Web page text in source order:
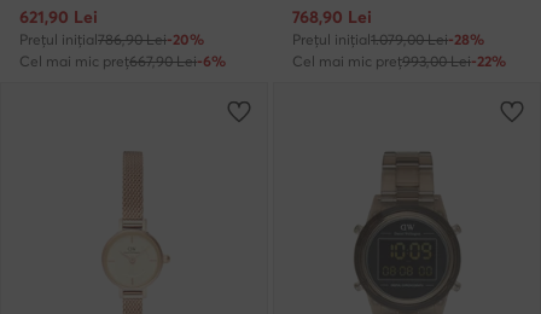
Prețul actual
621,90 Lei
Prețul inițial786,90 Lei-20%
Cel mai mic preț667,90 Lei-6%
Prețul actual
768,90 Lei
Prețul inițial1.079,00 Lei-28%
Cel mai mic preț993,00 Lei-22%